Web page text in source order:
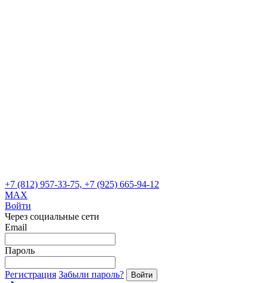
+7 (812) 957-33-75, +7 (925) 665-94-12
MAX
Войти
Через социальные сети
Email
Пароль
Регистрация Забыли пароль? Войти